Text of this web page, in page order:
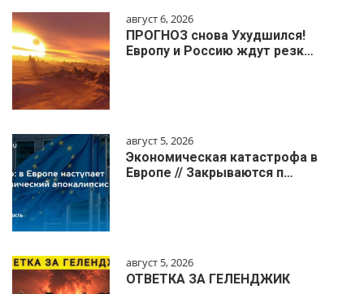
август 6, 2026
ПРОГНОЗ снова Ухудшился!
Европу и Россию ждут резк…
август 5, 2026
Экономическая катастрофа в
Европе // Закрываются п…
август 5, 2026
ОТВЕТКА ЗА ГЕЛЕНДЖИК